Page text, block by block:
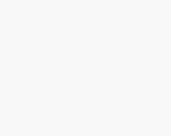
臨》這本小冊子中，作者韓傑盛帶
探索歡慶聖誕的原因。因爲耶穌的